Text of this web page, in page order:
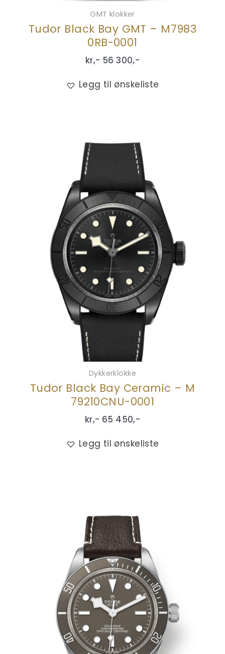
GMT klokker
Tudor Black Bay GMT – M7983
0RB-0001
kr,- 56 300,-
Legg til ønskeliste
Dykkerklokke
Tudor Black Bay Ceramic – M
79210CNU-0001
kr,- 65 450,-
Legg til ønskeliste